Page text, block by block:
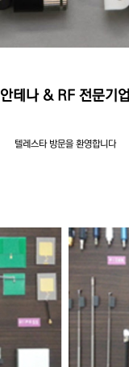
안테나 & RF 전문기업
텔레스타 방문을 환영합니다